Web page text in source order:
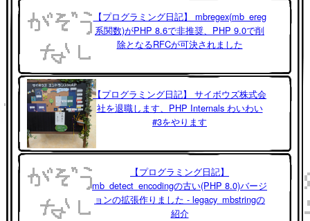
【プログラミング日記】 mbregex(mb_ereg
系関数)がPHP 8.6で非推奨、PHP 9.0で削
除となるRFCが可決されました
【プログラミング日記】 サイボウズ株式会
社を退職します、PHP Internals わいわい
#3をやります
【プログラミング日記】
mb_detect_encodingの古い(PHP 8.0)バージ
ョンの拡張作りました - legacy_mbstringの
紹介